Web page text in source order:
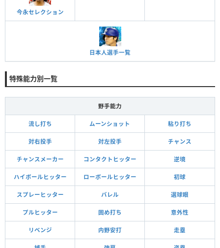
今永セレクション
日本人選手一覧
特殊能力別一覧
野手能力
流し打ち ムーンショット 粘り打ち
対右投手 対左投手 チャンス
チャンスメーカー コンタクトヒッター 逆境
ハイボールヒッター ローボールヒッター 初球
スプレーヒッター バレル 選球眼
プルヒッター 固め打ち 意外性
リベンジ 内野安打 走塁